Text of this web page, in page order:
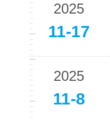
2025
11-17
2025
11-8